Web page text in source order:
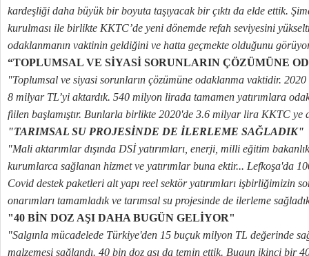
kardeşliği daha büyük bir boyuta taşıyacak bir çıktı da elde ettik.
kurulması ile birlikte KKTC’de yeni dönemde refah seviyesini
odaklanmanın vaktinin geldiğini ve hatta geçmekte olduğunu
“TOPLUMSAL VE SİYASİ SORUNLARIN ÇÖZÜMÜNE
"Toplumsal ve siyasi sorunların çözümüne odaklanma vaktidir. 2020
8 milyar TL’yi aktardık. 540 milyon lirada tamamen yatırımlara
fiilen başlamıştır. Bunlarla birlikte 2020'de 3.6 milyar lira KKTC ye
"TARIMSAL SU PROJESİNDE DE İLERLEME SAĞLADIK"
"Mali aktarımlar dışında DSİ yatırımları, enerji, milli eğitim
kurumlarca sağlanan hizmet ve yatırımlar buna ektir... Lefkoşa'da
Covid destek paketleri alt yapı reel sektör yatırımları işbirliğimizin
onarımları tamamladık ve tarımsal su projesinde de ilerleme
"40 BİN DOZ AŞI DAHA BUGÜN GELİYOR"
"Salgınla mücadelede Türkiye'den 15 buçuk milyon TL değerinde
malzemesi sağlandı. 40 bin doz aşı da temin ettik. Bugun ikinci bir